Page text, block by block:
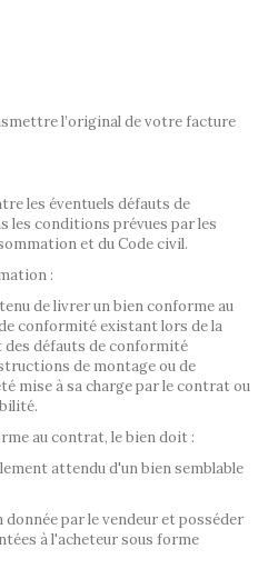
l’original de votre facture
les éventuels défauts de
les conditions prévues par les
et du Code civil.
:
de livrer un bien conforme au
conformité existant lors de la
des défauts de conformité
de montage ou de
mise à sa charge par le contrat ou
au contrat, le bien doit :
attendu d'un bien semblable
par le vendeur et posséder
à l'acheteur sous forme